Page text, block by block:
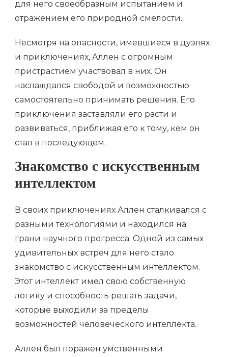
для него своеобразным испытанием и
отражением его природной смелости.
Несмотря на опасности, имевшиеся в дуэлях
и приключениях, Аллен с огромным
пристрастием участвовал в них. Он
наслаждался свободой и возможностью
самостоятельно принимать решения. Его
приключения заставляли его расти и
развиваться, приближая его к тому, кем он
стал в последующем.
Знакомство с искусственным
интеллектом
В своих приключениях Аллен сталкивался с
разными технологиями и находился на
грани научного прогресса. Одной из самых
удивительных встреч для него стало
знакомство с искусственным интеллектом.
Этот интеллект имел свою собственную
логику и способность решать задачи,
которые выходили за пределы
возможностей человеческого интеллекта.
Аллен был поражен умственными